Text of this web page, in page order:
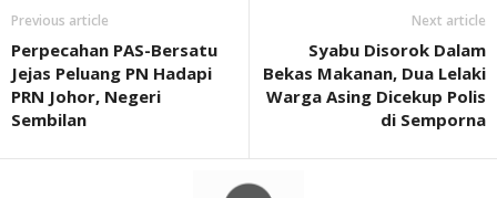
Previous article
Perpecahan PAS-Bersatu
Jejas Peluang PN Hadapi
PRN Johor, Negeri
Sembilan
Next article
Syabu Disorok Dalam
Bekas Makanan, Dua Lelaki
Warga Asing Dicekup Polis
di Semporna